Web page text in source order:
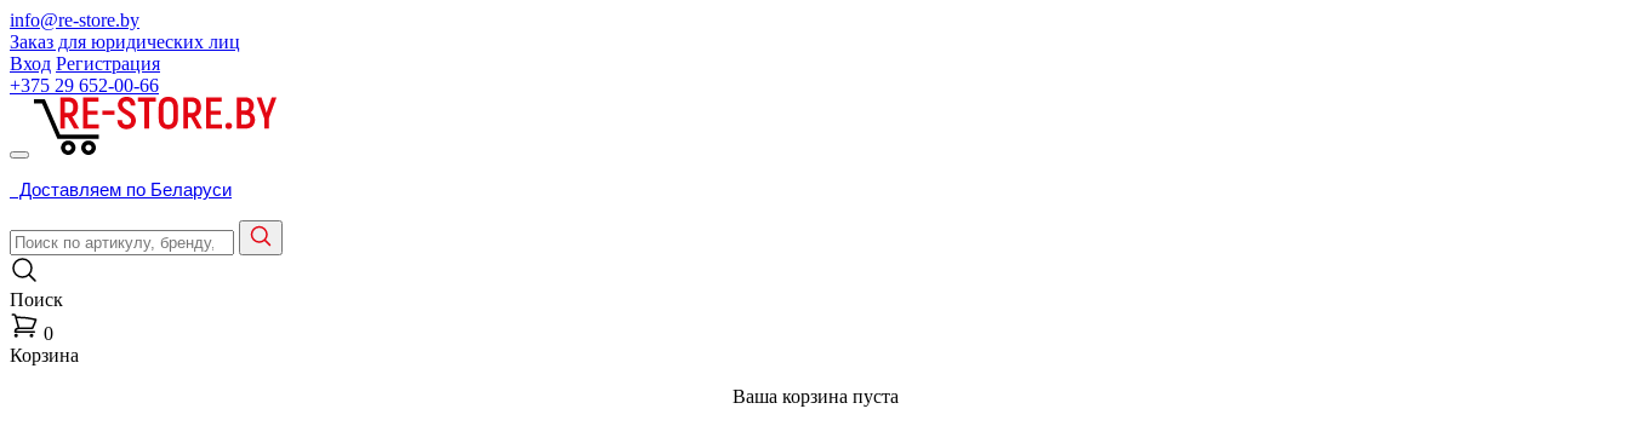
info@re-store.by
Заказ для юридических лиц
Вход Регистрация
+375 29 652-00-66
Доставляем по Беларуси
Поиск
0
Корзина
Ваша корзина пуста